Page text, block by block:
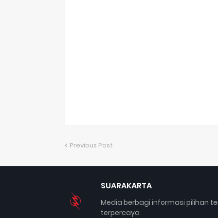
Previous Post
SUARAKARTA
Media berbagi informasi pilihan
terpercaya